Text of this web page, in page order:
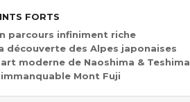
FORTS
parcours infiniment riche
découverte des Alpes japonaises
moderne de Naoshima & Teshima
Mont Fuji